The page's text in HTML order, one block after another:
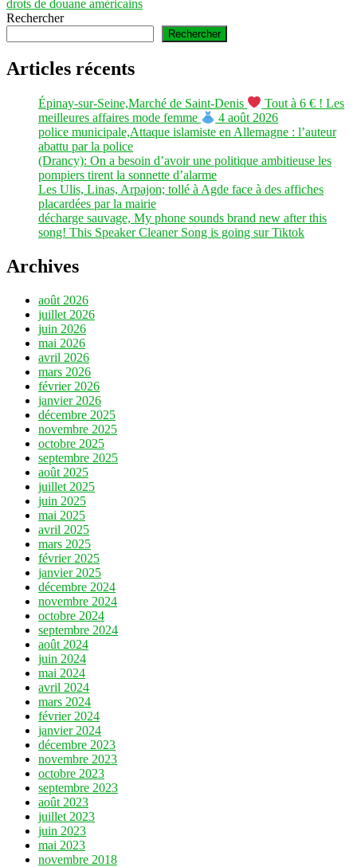
drots de douane américains
Rechercher
Rechercher
Articles récents
Épinay-sur-Seine,Marché de Saint-Denis
Tout à 6 € ! Les
meilleures affaires mode femme
4 août 2026
police municipale,Attaque islamiste en Allemagne : l’auteur
abattu par la police
(Drancy): On a besoin d’avoir une politique ambitieuse les
pompiers tirent la sonnette d’alarme
Les Ulis, Linas, Arpajon; tollé à Agde face à des affiches
placardées par la mairie
décharge sauvage, My phone sounds brand new after this
song! This Speaker Cleaner Song is going sur Tiktok
Archives
août 2026
juillet 2026
juin 2026
mai 2026
avril 2026
mars 2026
février 2026
janvier 2026
décembre 2025
novembre 2025
octobre 2025
septembre 2025
août 2025
juillet 2025
juin 2025
mai 2025
avril 2025
mars 2025
février 2025
janvier 2025
décembre 2024
novembre 2024
octobre 2024
septembre 2024
août 2024
juin 2024
mai 2024
avril 2024
mars 2024
février 2024
janvier 2024
décembre 2023
novembre 2023
octobre 2023
septembre 2023
août 2023
juillet 2023
juin 2023
mai 2023
novembre 2018